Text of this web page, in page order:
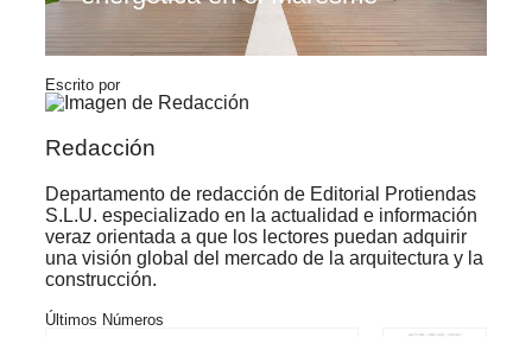
Escrito por
Redacción
Departamento de redacción de Editorial Protiendas
S.L.U. especializado en la actualidad e información
veraz orientada a que los lectores puedan adquirir
una visión global del mercado de la arquitectura y la
construcción.
Últimos Números